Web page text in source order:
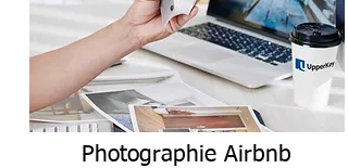
Photographie Airbnb